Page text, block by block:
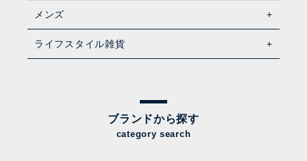
メンズ
ライフスタイル雑貨
ブランドから探す
category search